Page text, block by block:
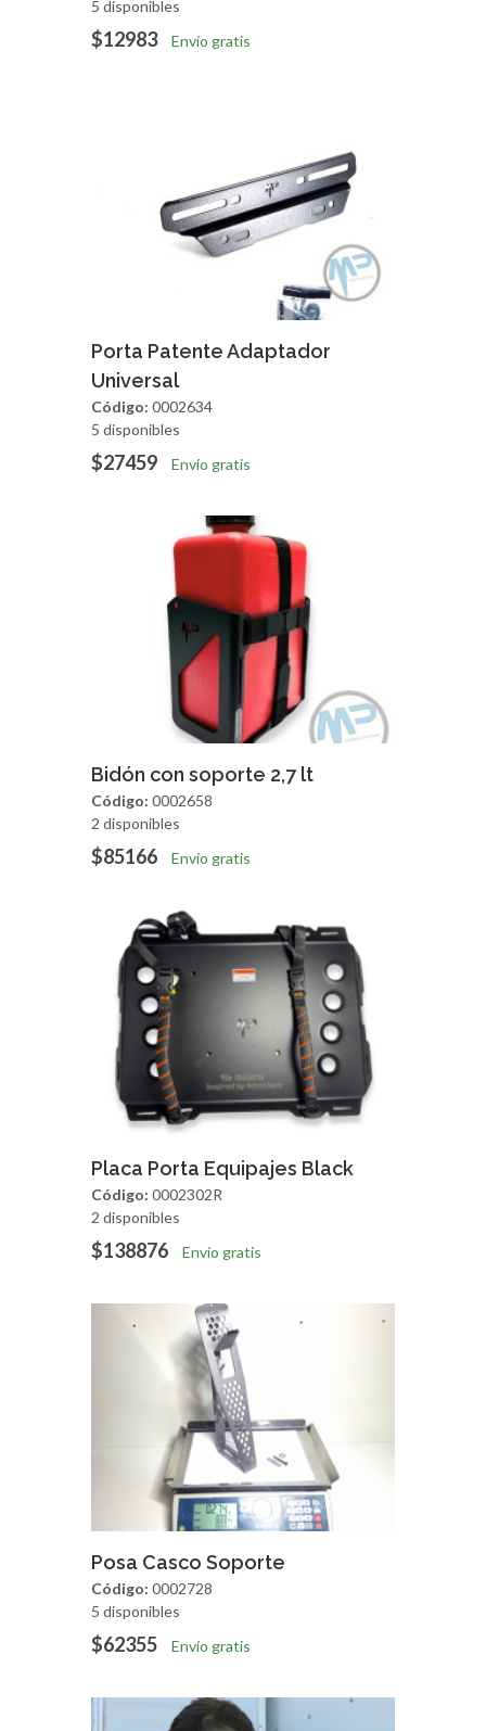
5 disponibles
$12983 Envío gratis
Agregar Vista Rapida
Porta Patente Adaptador
Universal
Código: 0002634
5 disponibles
$27459 Envío gratis
Agregar Vista Rapida
Bidón con soporte 2,7 lt
Código: 0002658
2 disponibles
$85166 Envío gratis
Agregar Vista Rapida
Placa Porta Equipajes Black
Código: 0002302R
2 disponibles
$138876 Envío gratis
Agregar
Posa Casco Soporte
Código: 0002728
5 disponibles
$62355 Envío gratis